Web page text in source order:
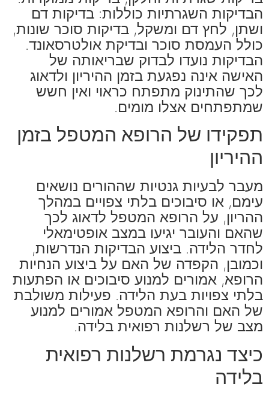
הבדיקות השגרתיות כוללות: בדיקות דם
ושתן, לחץ דם ומשקל, בדיקות סוכר שונות,
כולל העמסת סוכר ובדיקת אולטרסאונד.
הבדיקות נועדו לבדוק שבריאותה של
האישה אינה נפגעת בזמן ההיריון ולדאוג
לכך שהתינוק מתפתח כראוי ואין חשש
שמתפתחים אצלו מומים.
תפקידו של הרופא המטפל בזמן
ההיריון
מעבר לבעיות גנטיות שההורים נושאים
עימם, או סיבוכים בלתי צפויים במהלך
ההריון, על הרופא המטפל לדאוג לכך
שהאם והעובר יגיעו במצב אופטימאלי
לחדר הלידה. ביצוע הבדיקות הנדרשות,
וכמובן, הקפדה של האם על ביצוע הנחיות
הרופא, אמורים למנוע סיבוכים או הפתעות
בלתי צפויות בעת הלידה. פעילות משולבת
של האם והרופא המטפל אמורים למנוע
מצב של רשלנות רפואית בלידה.
כיצד נגרמת רשלנות רפואית
בלידה